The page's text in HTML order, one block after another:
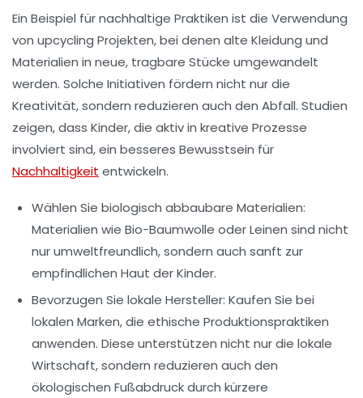
Ein Beispiel für nachhaltige Praktiken ist die Verwendung
von upcycling Projekten, bei denen alte Kleidung und
Materialien in neue, tragbare Stücke umgewandelt
werden. Solche Initiativen fördern nicht nur die
Kreativität, sondern reduzieren auch den Abfall. Studien
zeigen, dass Kinder, die aktiv in kreative Prozesse
involviert sind, ein besseres Bewusstsein für
Nachhaltigkeit entwickeln.
Wählen Sie biologisch abbaubare Materialien:
Materialien wie Bio-Baumwolle oder Leinen sind nicht
nur umweltfreundlich, sondern auch sanft zur
empfindlichen Haut der Kinder.
Bevorzugen Sie lokale Hersteller: Kaufen Sie bei
lokalen Marken, die ethische Produktionspraktiken
anwenden. Diese unterstützen nicht nur die lokale
Wirtschaft, sondern reduzieren auch den
ökologischen Fußabdruck durch kürzere